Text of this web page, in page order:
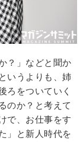
？」などと聞か
いうよりも、姉
ろをついていく
のか？と考えて
で、お仕事をす
」と新人時代を